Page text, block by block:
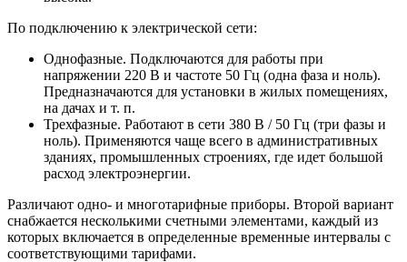
По подключению к электрической сети:
Однофазные. Подключаются для работы при
напряжении 220 В и частоте 50 Гц (одна фаза и ноль).
Предназначаются для установки в жилых помещениях,
на дачах и т. п.
Трехфазные. Работают в сети 380 В / 50 Гц (три фазы и
ноль). Применяются чаще всего в административных
зданиях, промышленных строениях, где идет большой
расход электроэнергии.
Различают одно- и многотарифные приборы. Второй вариант
снабжается несколькими счетными элементами, каждый из
которых включается в определенные временные интервалы с
соответствующими тарифами.